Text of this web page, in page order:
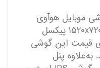
موبایل هوآوی
مدل Y7 Prime 2019 برابر با ۱۵۲۰x۷۲۰ پیکسل
قیمت این گوشی
پنل